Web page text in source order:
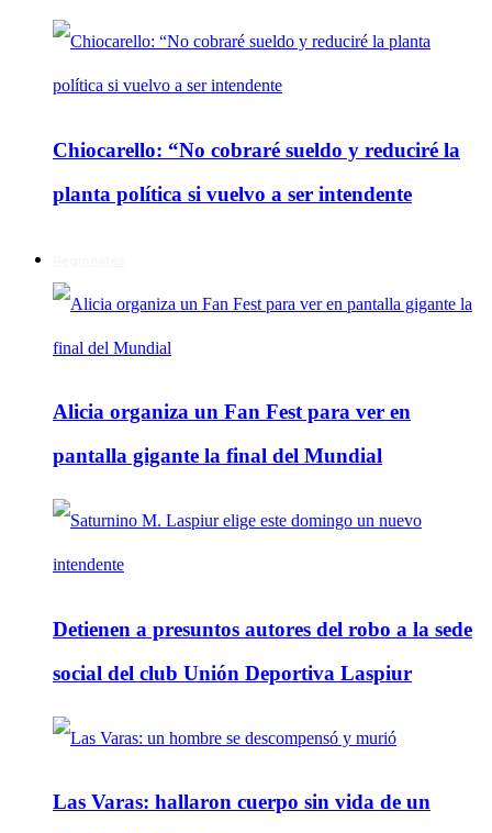
Chiocarello: “No cobraré sueldo y reduciré la
planta política si vuelvo a ser intendente
Alicia organiza un Fan Fest para ver en
pantalla gigante la final del Mundial
Detienen a presuntos autores del robo a la sede
social del club Unión Deportiva Laspiur
Las Varas: hallaron cuerpo sin vida de un